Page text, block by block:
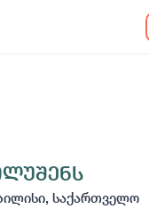
საქართველო